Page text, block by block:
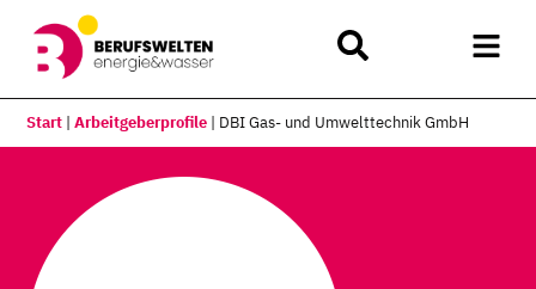
Start |Arbeitgeberprofile | DBI Gas- und Umwelttechnik GmbH